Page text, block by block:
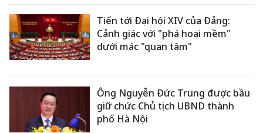
Tiến tới Đại hội XIV của Đảng:
Cảnh giác với "phá hoại mềm"
dưới mác "quan tâm"
Ông Nguyễn Đức Trung được bầu
giữ chức Chủ tịch UBND thành
phố Hà Nội